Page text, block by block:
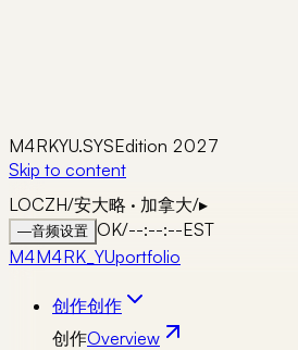
M4RKYU.SYSEdition 2027
Skip to content
LOCZH/安大略 · 加拿大/▸
—音频设置 OK/--:--:--EST
M4M4RK_YUportfolio
创作创作
创作Overview